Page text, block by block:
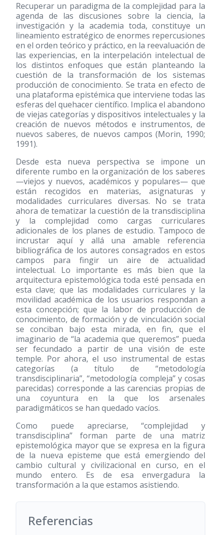
Recuperar un paradigma de la complejidad para la
agenda de las discusiones sobre la ciencia, la
investigación y la academia toda, constituye un
lineamiento estratégico de enormes repercusiones
en el orden teórico y práctico, en la reevaluación de
las experiencias, en la interpelación intelectual de
los distintos enfoques que están planteando la
cuestión de la transformación de los sistemas
producción de conocimiento. Se trata en efecto de
una plataforma epistémica que interviene todas las
esferas del quehacer científico. Implica el abandono
de viejas categorías y dispositivos intelectuales y la
creación de nuevos métodos e instrumentos, de
nuevos saberes, de nuevos campos (Morin, 1990;
1991).
Desde esta nueva perspectiva se impone un
diferente rumbo en la organización de los saberes
—viejos y nuevos, académicos y populares— que
están recogidos en materias, asignaturas y
modalidades curriculares diversas. No se trata
ahora de tematizar la cuestión de la transdisciplina
y la complejidad como cargas curriculares
adicionales de los planes de estudio. Tampoco de
incrustar aquí y allá una amable referencia
bibliográfica de los autores consagrados en estos
campos para fingir un aire de actualidad
intelectual. Lo importante es más bien que la
arquitectura epistemológica toda esté pensada en
esta clave; que las modalidades curriculares y la
movilidad académica de los usuarios respondan a
esta concepción; que la labor de producción de
conocimiento, de formación y de vinculación social
se conciban bajo esta mirada, en fin, que el
imaginario de “la academia que queremos” pueda
ser fecundado a partir de una visión de este
temple. Por ahora, el uso instrumental de estas
categorías (a título de “metodología
transdisciplinaria”, “metodología compleja” y cosas
parecidas) corresponde a las carencias propias de
una coyuntura en la que los arsenales
paradigmáticos se han quedado vacíos.
Como puede apreciarse, “complejidad y
transdisciplina” forman parte de una matriz
epistemológica mayor que se expresa en la figura
de la nueva episteme que está emergiendo del
cambio cultural y civilizacional en curso, en el
mundo entero. Es de esa envergadura la
transformación a la que estamos asistiendo.
Referencias